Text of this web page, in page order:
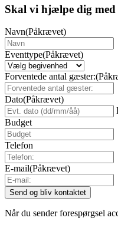
Skal vi hjælpe dig
Navn(Påkrævet)
Eventtype(Påkrævet)
Forventede antal gæster:
Dato(Påkrævet)
Budget
Telefon
E-mail(Påkrævet)
Når du sender forespørgsel